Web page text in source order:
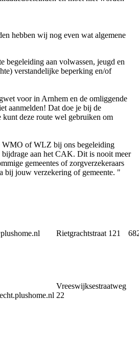
hebben wij nog even wat algemene
begeleiding aan volwassen, jeugd en
verstandelijke beperking en/of
voor in Arnhem en de omliggende
aanmelden! Dat doe je bij de
kunt deze route wel gebruiken om
WMO of WLZ bij ons begeleiding
bijdrage aan het CAK. Dit is nooit meer
gemeentes of zorgverzekeraars
bij jouw verzekering of gemeente. "
Rietgrachtstraat 121
Vreeswijksestraatweg
22